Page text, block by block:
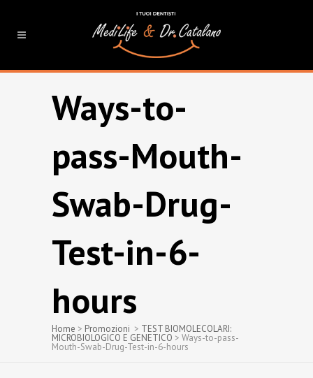
Ways-to-
pass-Mouth-
Swab-Drug-
Test-in-6-
hours
Home > Promozioni > TEST BIOMOLECOLARI:
MICROBIOLOGICO E GENETICO > Ways-to-pass-
Mouth-Swab-Drug-Test-in-6-hours